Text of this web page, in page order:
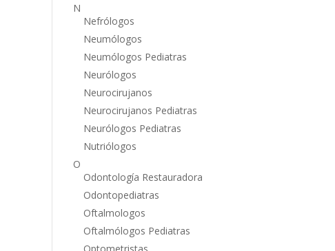
N
Nefrólogos
Neumólogos
Neumólogos Pediatras
Neurólogos
Neurocirujanos
Neurocirujanos Pediatras
Neurólogos Pediatras
Nutriólogos
O
Odontología Restauradora
Odontopediatras
Oftalmologos
Oftalmólogos Pediatras
Optometristas